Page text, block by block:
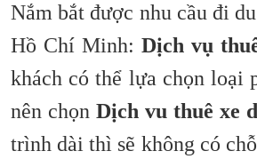
Nắm bắt được nhu cầu đi
Hồ Chí Minh:Dịch vụ
khách có thể lựa chọn loại
nên chọn Dịch vu thuê xe
trình dài thì sẽ không có